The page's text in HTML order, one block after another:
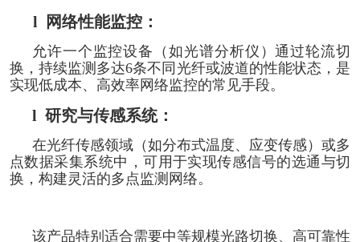
l 网络性能监控：
允许一个监控设备（如光谱分析仪）通过轮流切
换，持续监测多达6条不同光纤或波道的性能状态，是
实现低成本、高效率网络监控的常见手段。
l 研究与传感系统：
在光纤传感领域（如分布式温度、应变传感）或多
点数据采集系统中，可用于实现传感信号的选通与切
换，构建灵活的多点监测网络。
该产品特别适合需要中等规模光路切换、高可靠性